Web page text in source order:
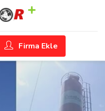
Firma Ekle